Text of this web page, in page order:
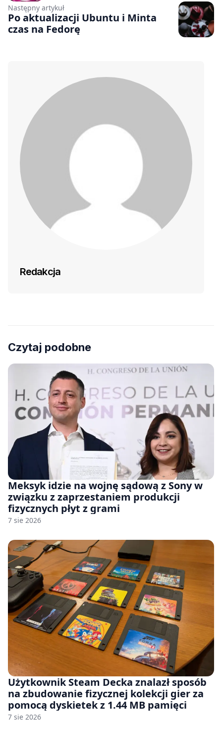
Następny artykuł
Po aktualizacji Ubuntu i Minta
czas na Fedorę
Redakcja
Czytaj podobne
Meksyk idzie na wojnę sądową z Sony w
związku z zaprzestaniem produkcji
fizycznych płyt z grami
7 sie 2026
Użytkownik Steam Decka znalazł sposób
na zbudowanie fizycznej kolekcji gier za
pomocą dyskietek z 1.44 MB pamięci
7 sie 2026